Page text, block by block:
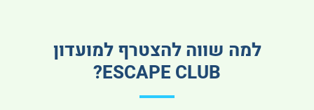
למה שווה להצטרף למועדון
ESCAPE CLUB?